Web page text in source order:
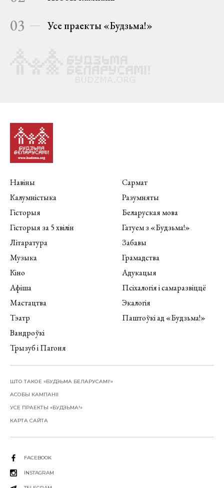
03 Усе праекты «Будзьма!»
Навіны
Калумністыка
Гісторыя
Гісторыя за 5 хвілін
Літаратура
Музыка
Кіно
Афіша
Мастацтва
Тэатр
Вандроўкі
Трызуб і Пагоня
Сармат
Разумняты
Беларуская мова
Гатуем з «Будзьма!»
Забавы
Грамадства
Адукацыя
Псіхалогія і самаразвіццё
Экалогія
Паштоўкі ад «Будзьма!»
ШТО ТАКОЕ «БУДЗЬМА БЕЛАРУСАМІ!»
АСОБЫ КАМПАНІІ
УСЕ ПРАЕКТЫ «БУДЗЬМА!»
КАРТА САЙТА
FACEBOOK
INSTAGRAM